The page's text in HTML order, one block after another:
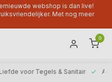
webshop is dan live!
Met nog meer
0
voor Tegels & Sanitair